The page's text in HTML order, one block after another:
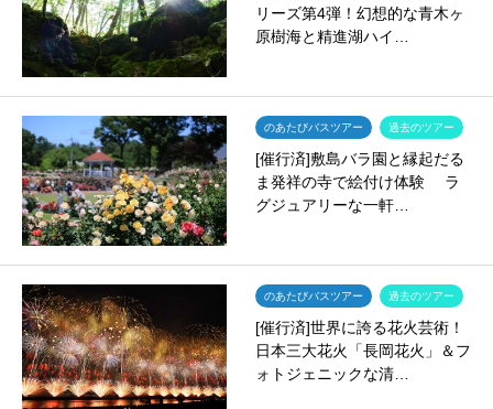
リーズ第4弾！幻想的な青木ヶ
原樹海と精進湖ハイ…
のあたびバスツアー 過去のツアー
[催行済]敷島バラ園と縁起だる
ま発祥の寺で絵付け体験 ラ
グジュアリーな一軒…
のあたびバスツアー 過去のツアー
[催行済]世界に誇る花火芸術！
日本三大花火「長岡花火」＆フ
ォトジェニックな清…